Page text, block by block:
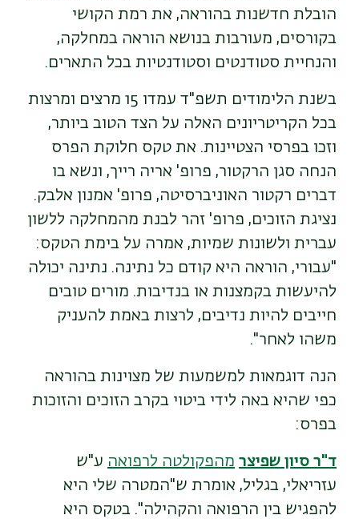
הובלת חדשנות בהוראה, את רמת הקושי
בקורסים, מעורבות בנושא הוראה במחלקה,
והנחיית סטודנטים וסטודנטיות בכל התארים.
בשנת הלימודים תשפ"ד עמדו 15 מרצים ומרצות
בכל הקריטריונים האלה על הצד הטוב ביותר,
וזכו בפרסי הצטיינות. את טקס חלוקת הפרס
הנחה סגן הרקטור, פרופ' אריה רייך, ונשא בו
דברים רקטור האוניברסיטה, פרופ' אמנון אלבק.
נציגת הזוכים, פרופ' זהר לבנת מהמחלקה ללשון
עברית ולשונות שמיות, אמרה על בימת הטקס:
"עבורי, הוראה היא קודם כל נתינה. נתינה יכולה
להיעשות בקמצנות או בנדיבות. מורים טובים
חייבים להיות נדיבים, לרצות באמת להעניק
משהו לאחר".
הנה דוגמאות למשמעות של מצוינות בהוראה
כפי שהיא באה לידי ביטוי בקרב הזוכים והזוכות
בפרס:
ד"ר סיון שפיצר מהפקולטה לרפואה ע"ש
עזריאלי, בגליל, אומרת ש"המטרה שלי היא
להפגיש בין הרפואה והקהילה". בטקס היא